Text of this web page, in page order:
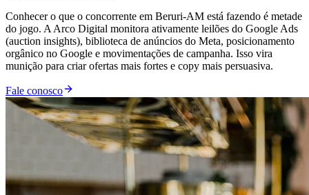
Conhecer o que o concorrente em Beruri-AM está fazendo é metade
do jogo. A Arco Digital monitora ativamente leilões do Google Ads
(auction insights), biblioteca de anúncios do Meta, posicionamento
orgânico no Google e movimentações de campanha. Isso vira
munição para criar ofertas mais fortes e copy mais persuasiva.
Fale conosco